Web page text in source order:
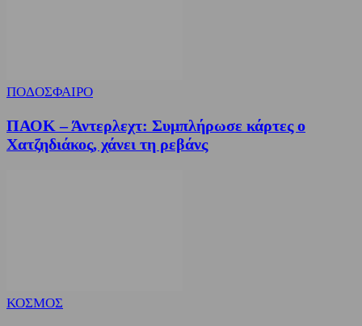
ΠΟΔΟΣΦΑΙΡΟ
ΠΑΟΚ – Άντερλεχτ: Συμπλήρωσε κάρτες ο
Χατζηδιάκος, χάνει τη ρεβάνς
ΚΟΣΜΟΣ